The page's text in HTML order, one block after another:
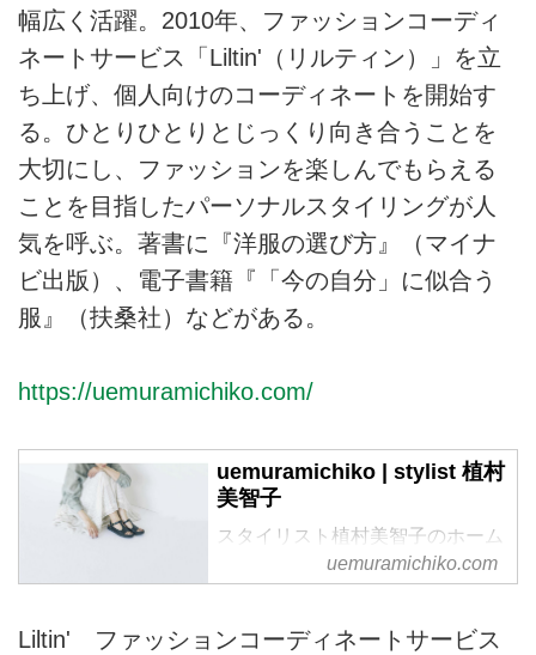
幅広く活躍。2010年、ファッションコーディ
ネートサービス「Liltin'（リルティン）」を立
ち上げ、個人向けのコーディネートを開始す
る。ひとりひとりとじっくり向き合うことを
大切にし、ファッションを楽しんでもらえる
ことを目指したパーソナルスタイリングが人
気を呼ぶ。著書に『洋服の選び方』（マイナ
ビ出版）、電子書籍『「今の自分」に似合う
服』（扶桑社）などがある。
https://uemuramichiko.com/
uemuramichiko | stylist 植村
美智子
スタイリスト植村美智子のホーム
ページです。uemuramichiko.com
Liltin' ファッションコーディネートサービス